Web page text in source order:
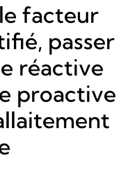
facteur
passer
réactive
proactive